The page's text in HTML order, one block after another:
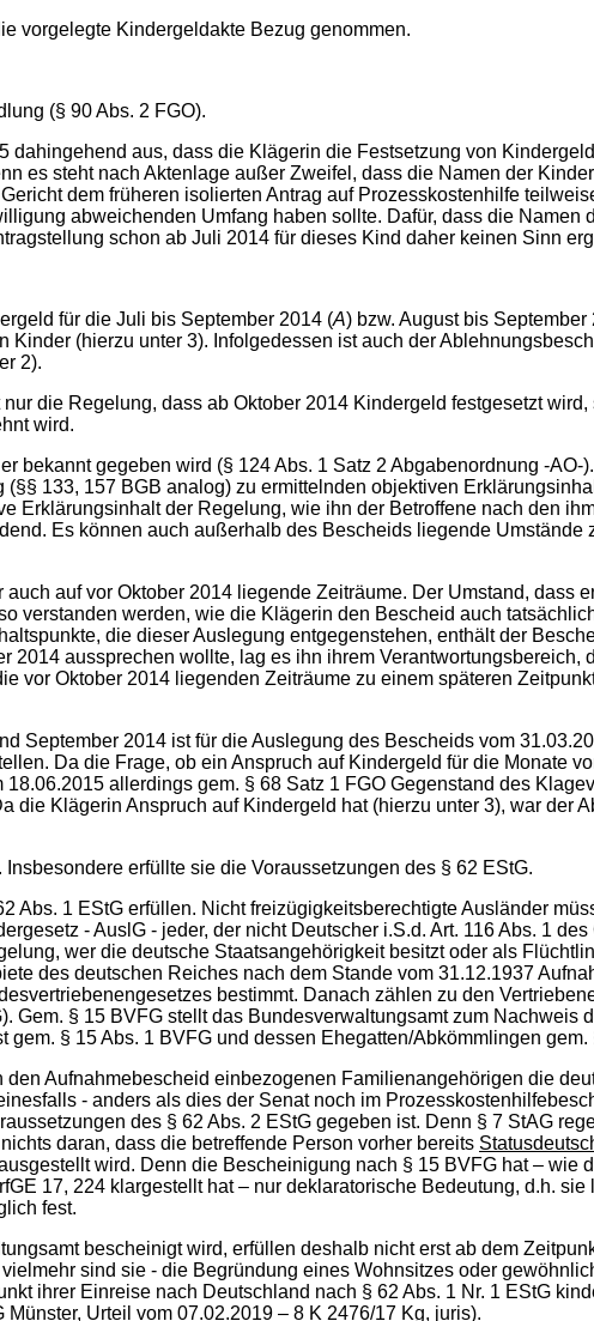
vorgelegte Kindergeldakte Bezug genommen.
(§ 90 Abs. 2 FGO).
dahingehend aus, dass die Klägerin die Festsetzung von
es steht nach Aktenlage außer Zweifel, dass die Namen der
dem früheren isolierten Antrag auf Prozesskostenhilfe
abweichenden Umfang haben sollte. Dafür, dass die Namen
schon ab Juli 2014 für dieses Kind daher keinen Sinn
für die Juli bis September 2014 (A) bzw. August bis September
(hierzu unter 3). Infolgedessen ist auch der
2).
die Regelung, dass ab Oktober 2014 Kindergeld festgesetzt
wird.
bekannt gegeben wird (§ 124 Abs. 1 Satz 2 Abgabenordnung -AO-
133, 157 BGB analog) zu ermittelnden objektiven
Erklärungsinhalt der Regelung, wie ihn der Betroffene nach den
Es können auch außerhalb des Bescheids liegende Umstände
auf vor Oktober 2014 liegende Zeiträume. Der Umstand, dass
verstanden werden, wie die Klägerin den Bescheid auch
die dieser Auslegung entgegenstehen, enthält der
aussprechen wollte, lag es ihn ihrem Verantwortungsbereich,
vor Oktober 2014 liegenden Zeiträume zu einem späteren
September 2014 ist für die Auslegung des Bescheids vom
Da die Frage, ob ein Anspruch auf Kindergeld für die Monate
allerdings gem. § 68 Satz 1 FGO Gegenstand des
Klägerin Anspruch auf Kindergeld hat (hierzu unter 3), war der
erfüllte sie die Voraussetzungen des § 62 EStG.
Abs. 1 EStG erfüllen. Nicht freizügigkeitsberechtigte Ausländer
- AuslG - jeder, der nicht Deutscher i.S.d. Art. 116 Abs. 1
wer die deutsche Staatsangehörigkeit besitzt oder als
des deutschen Reiches nach dem Stande vom 31.12.1937
bestimmt. Danach zählen zu den
Gem. § 15 BVFG stellt das Bundesverwaltungsamt zum Nachweis
§ 15 Abs. 1 BVFG und dessen Ehegatten/Abkömmlingen gem.
Aufnahmebescheid einbezogenen Familienangehörigen die
- anders als dies der Senat noch im
des § 62 Abs. 2 EStG gegeben ist. Denn § 7 StAG
daran, dass die betreffende Person vorher bereits
wird. Denn die Bescheinigung nach § 15 BVFG hat – wie
17, 224 klargestellt hat – nur deklaratorische Bedeutung, d.h. sie
fest.
bescheinigt wird, erfüllen deshalb nicht erst ab dem
sind sie - die Begründung eines Wohnsitzes oder
ihrer Einreise nach Deutschland nach § 62 Abs. 1 Nr. 1 EStG
Urteil vom 07.02.2019 – 8 K 2476/17 Kg, juris).